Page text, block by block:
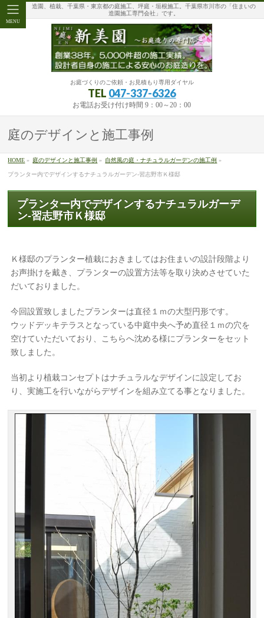
MENU
造園、植栽、千葉県・東京都の庭施工、坪庭・垣根施工。千葉県市川市の「住まいの
造園施工専門会社」です。
お庭づくりのご依頼・お見積もり専用ダイヤル
TEL 047-337-6326
お電話お受け付け時間 9：00～20：00
庭のデザインと施工事例
HOME » 庭のデザインと施工事例 » 自然風の庭・ナチュラルガーデンの施工例 »
プランター内でデザインするナチュラルガーデン-習志野市Ｋ様邸
プランター内でデザインするナチュラルガーデ
ン-習志野市Ｋ様邸
Ｋ様邸のプランター植栽におきましてはお住まいの設計段階より
お声掛けを戴き、プランターの設置方法等を取り決めさせていた
だいておりました。
今回設置致しましたプランターは直径１ｍの大型円形です。
ウッドデッキテラスとなっている中庭中央へ予め直径１ｍの穴を
空けていただいており、こちらへ沈める様にプランターをセット
致しました。
当初より植栽コンセプトはナチュラルなデザインに設定してお
り、実施工を行いながらデザインを組み立てる事となりました。